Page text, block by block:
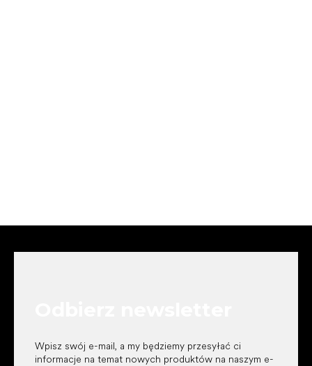
Wpisz swój e-mail, a my będziemy przesyłać ci
informacje na temat nowych produktów na naszym e-